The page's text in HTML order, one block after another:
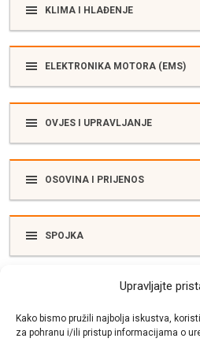
Upravljajte
Kako bismo pružili najbolja iskustva,
za pohranu i/ili pristup informacijama o
KLIMA I HLAĐENJE
ELEKTRONIKA MOTORA (EMS)
OVJES I UPRAVLJANJE
OSOVINA I PRIJENOS
SPOJKA